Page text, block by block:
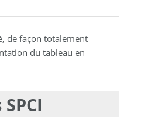
de façon totalement
du tableau en